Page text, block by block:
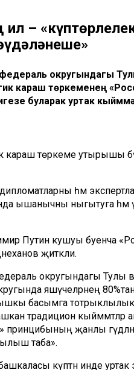
–
округындагы
караш төркеменең
буларак уртак
караш төркеме утырышы
дипломатларны һәм
ышанычны ныгытуга һәм
Путин кушуы буенча
җитәкли.
округындагы Тулы
яшәүчеләрнең
басымга тотрыклылык
традицион
принцибының җанлы
таба».
күптән инде уртак